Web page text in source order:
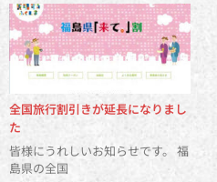
全国旅行割引きが延長になりまし
た
皆様にうれしいお知らせです。 福
島県の全国